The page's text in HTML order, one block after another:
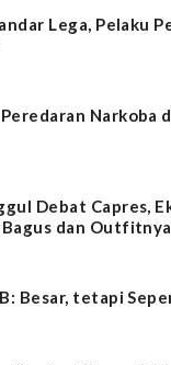
Lega, Pelaku
Peredaran Narkoba
Debat Capres,
Bagus dan
Besar, tetapi